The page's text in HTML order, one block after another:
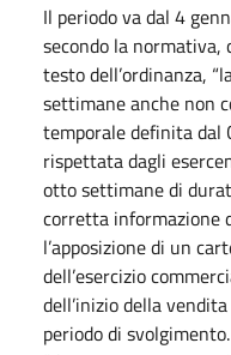
Il periodo va dal 4
secondo la normativa,
testo dell’ordinanza,
settimane anche non
temporale definita dal
rispettata dagli
otto settimane di
corretta informazione
l’apposizione di un
dell’esercizio
dell’inizio della
periodo di